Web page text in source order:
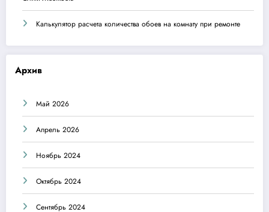
Калькулятор расчета количества обоев на комнату при ремонте
Архив
Май 2026
Апрель 2026
Ноябрь 2024
Октябрь 2024
Сентябрь 2024